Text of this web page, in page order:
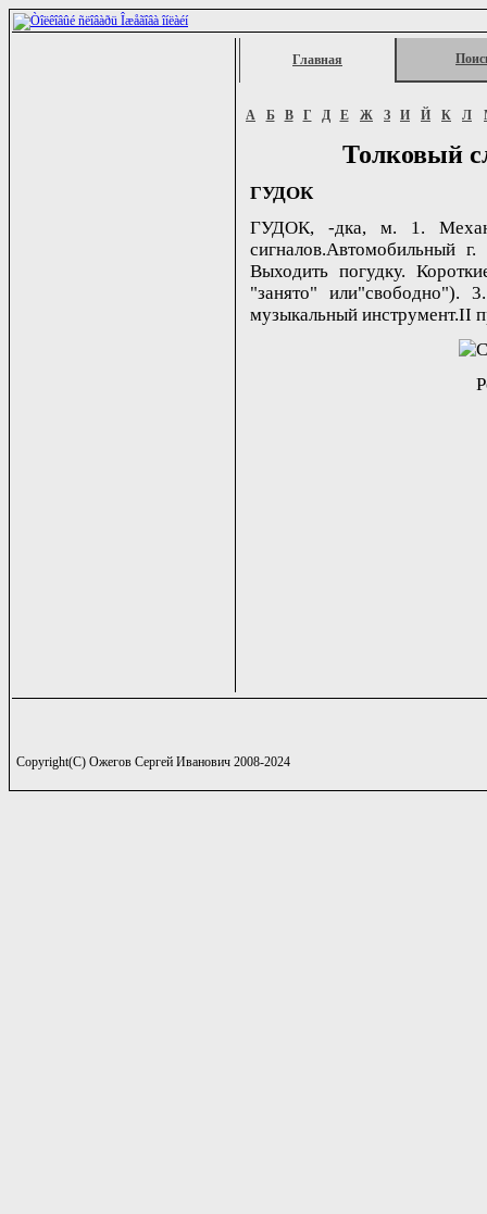
Главная
А Б В Г Д Е Ж З И Й К Л
Толковый
ГУДОК
ГУДОК, -дка, м. 1.
сигналов.Автомобильный
Выходить погудку.
"занято" или"свободно").
музыкальный инструмент.II
Copyright(C) Ожегов Сергей Иванович 2008-2024